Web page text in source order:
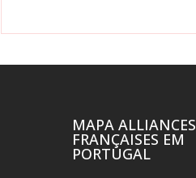
MAPA ALLIANCES
FRANÇAISES EM
PORTUGAL